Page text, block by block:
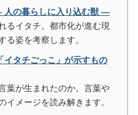
人の暮らしに入り込む獣 ―
るイタチ。都市化が進む現
る姿を考察します。
タチごっこ」が示すもの
葉が生まれたのか。言葉や
イメージを読み解きます。